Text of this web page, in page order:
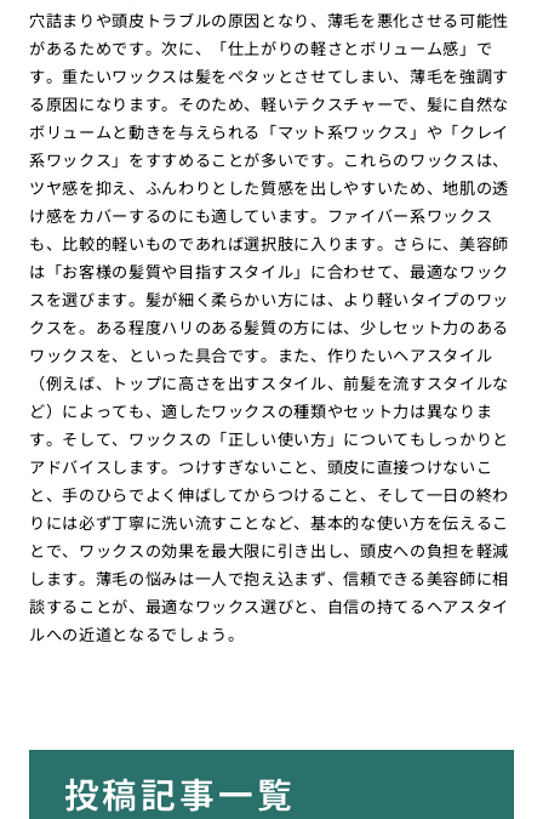
穴詰まりや頭皮トラブルの原因となり、薄毛を悪化させる可能性
があるためです。次に、「仕上がりの軽さとボリューム感」で
す。重たいワックスは髪をペタッとさせてしまい、薄毛を強調す
る原因になります。そのため、軽いテクスチャーで、髪に自然な
ボリュームと動きを与えられる「マット系ワックス」や「クレイ
系ワックス」をすすめることが多いです。これらのワックスは、
ツヤ感を抑え、ふんわりとした質感を出しやすいため、地肌の透
け感をカバーするのにも適しています。ファイバー系ワックス
も、比較的軽いものであれば選択肢に入ります。さらに、美容師
は「お客様の髪質や目指すスタイル」に合わせて、最適なワック
スを選びます。髪が細く柔らかい方には、より軽いタイプのワッ
クスを。ある程度ハリのある髪質の方には、少しセット力のある
ワックスを、といった具合です。また、作りたいヘアスタイル
（例えば、トップに高さを出すスタイル、前髪を流すスタイルな
ど）によっても、適したワックスの種類やセット力は異なりま
す。そして、ワックスの「正しい使い方」についてもしっかりと
アドバイスします。つけすぎないこと、頭皮に直接つけないこ
と、手のひらでよく伸ばしてからつけること、そして一日の終わ
りには必ず丁寧に洗い流すことなど、基本的な使い方を伝えるこ
とで、ワックスの効果を最大限に引き出し、頭皮への負担を軽減
します。薄毛の悩みは一人で抱え込まず、信頼できる美容師に相
談することが、最適なワックス選びと、自信の持てるヘアスタイ
ルへの近道となるでしょう。
投稿記事一覧